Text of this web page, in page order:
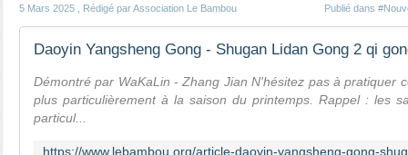
5 Mars 2025 , Rédigé par Association Le Bambou Publié dans
Démontré par WaKaLin - Zhang Jian N'hésitez pas à pratiquer
plus particulièrement à la saison du printemps. Rappel : les
particul...